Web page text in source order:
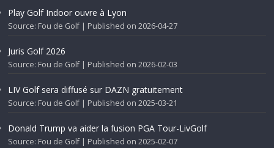
Play Golf Indoor ouvre à Lyon
Source: Fou de Golf Published on 2026-04-27
Juris Golf 2026
Source: Fou de Golf Published on 2026-02-03
LIV Golf sera diffusé sur DAZN gratuitement
Source: Fou de Golf Published on 2025-03-21
Donald Trump va aider la fusion PGA Tour-LivGolf
Source: Fou de Golf Published on 2025-02-07